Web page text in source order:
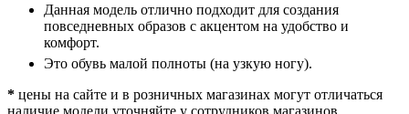
Данная модель отлично подходит для создания
повседневных образов с акцентом на удобство и
комфорт.
Это обувь малой полноты (на узкую ногу).
* цены на сайте и в розничных магазинах могут отличаться
наличие модели уточняйте у сотрудников магазинов